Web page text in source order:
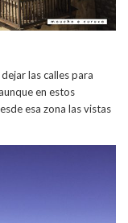
las calles para
en estos
esa zona las vistas